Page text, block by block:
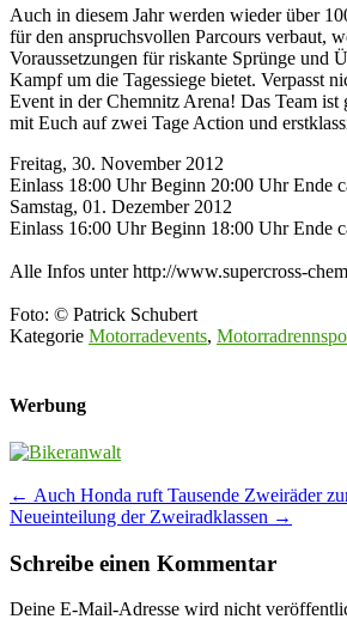
Auch in diesem Jahr werden wieder über
für den anspruchsvollen Parcours verbaut,
Voraussetzungen für riskante Sprünge und
Kampf um die Tagessiege bietet. Verpasst
Event in der Chemnitz Arena! Das Team ist
mit Euch auf zwei Tage Action und
Freitag, 30. November 2012
Einlass 18:00 Uhr Beginn 20:00 Uhr Ende
Samstag, 01. Dezember 2012
Einlass 16:00 Uhr Beginn 18:00 Uhr Ende
Alle Infos unter http://www.supercross-
Foto: © Patrick Schubert
Kategorie Motorradevents,
Werbung
Post
navigation
← Auch Honda ruft Tausende Zweiräder
Neueinteilung der Zweiradklassen →
Schreibe einen Kommentar
Deine E-Mail-Adresse wird nicht